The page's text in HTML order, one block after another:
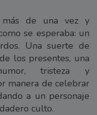
más de una vez y
se esperaba: un
Una suerte de
los presentes, una
tristeza y
manera de celebrar
a un personaje
culto.